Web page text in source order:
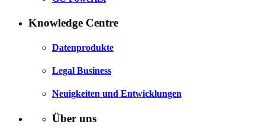
Knowledge Centre
Datenprodukte
Legal Business
Neuigkeiten und Entwicklungen
Über uns